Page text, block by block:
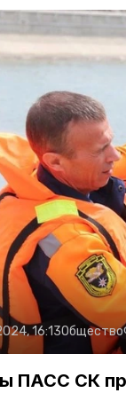
16:13Общество
ПАСС СК